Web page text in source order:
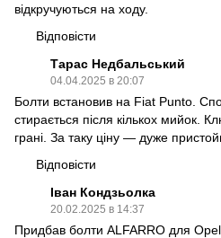
відкручуються на ходу.
Відповісти
Тарас Недбальський
04.04.2025 в 20:07
Болти встановив на Fiat Punto.
стирається після кількох мийок.
грані. За таку ціну — дуже
Відповісти
Іван Кондзьолка
20.02.2025 в 14:37
Придбав болти ALFARRO для